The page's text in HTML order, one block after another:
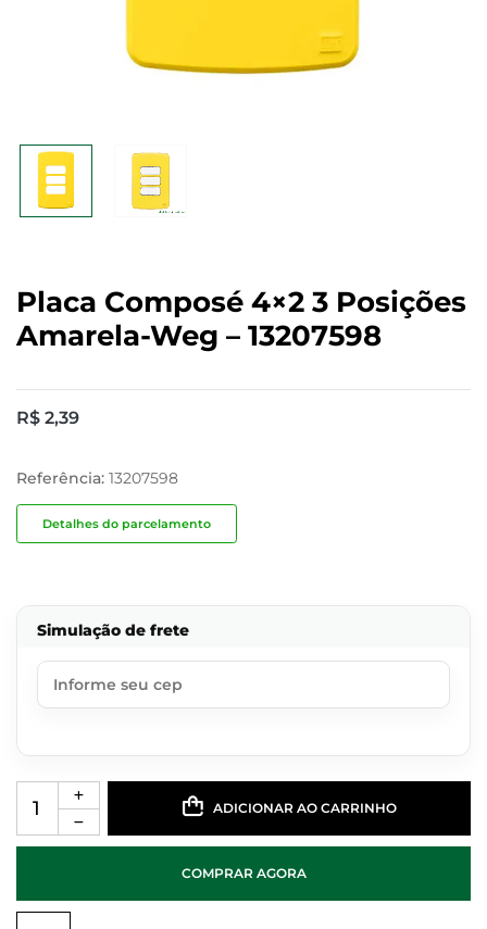
Placa Composé 4×2 3 Posições
Amarela-Weg – 13207598
R$ 2,39
Referência: 13207598
Detalhes do parcelamento
Simulação de frete
ADICIONAR AO CARRINHO
COMPRAR AGORA